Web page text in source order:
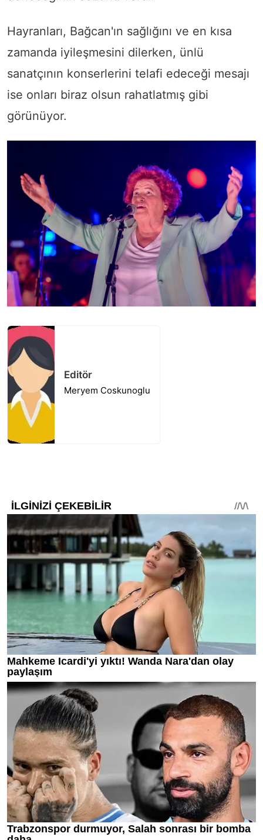
Hayranları, Bağcan'ın sağlığını ve en kısa
zamanda iyileşmesini dilerken, ünlü
sanatçının konserlerini telafi edeceği mesajı
ise onları biraz olsun rahatlatmış gibi
görünüyor.
Editör
Meryem Coskunoglu